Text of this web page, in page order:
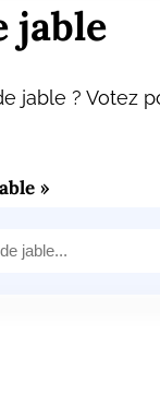
jable
jable ? Votez
»